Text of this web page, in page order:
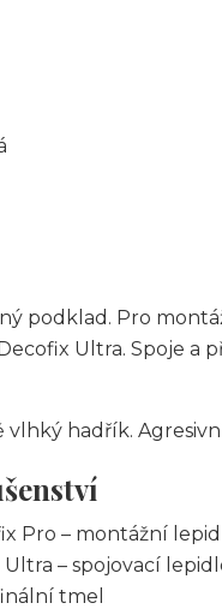
podklad. Pro
Ultra. Spoje a
vlhký hadřík.
Pro – montážní
Ultra – spojovací
tmel